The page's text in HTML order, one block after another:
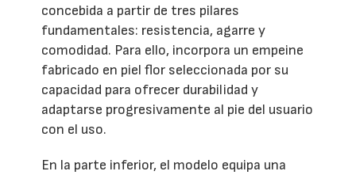
concebida a partir de tres pilares
fundamentales: resistencia, agarre y
comodidad. Para ello, incorpora un empeine
fabricado en piel flor seleccionada por su
capacidad para ofrecer durabilidad y
adaptarse progresivamente al pie del usuario
con el uso.
En la parte inferior, el modelo equipa una